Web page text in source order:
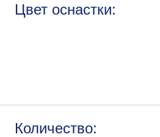
Цвет оснастки:
Количество: